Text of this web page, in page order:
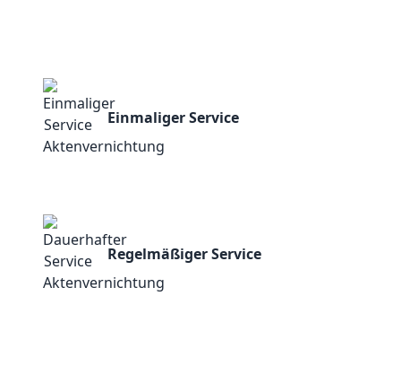
Einmaliger Service
Regelmäßiger Service